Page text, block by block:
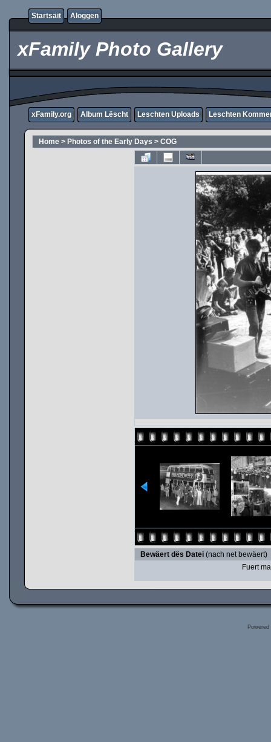
Startsäit Aloggen
xFamily Photo Gallery
xFamily.org Album Lëscht Leschten Uploads Leschten
Home > Photos of the Early Days > COG
Bewäert dës Datei(nach net bewäert)
Fuert